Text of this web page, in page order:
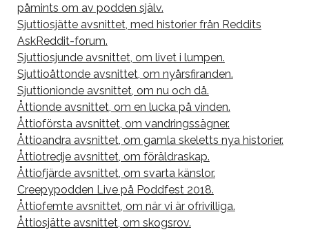
påmints om av podden själv.
Sjuttiosjätte avsnittet, med historier från Reddits
AskReddit-forum.
Sjuttiosjunde avsnittet, om livet i lumpen.
Sjuttioåttonde avsnittet, om nyårsfiranden.
Sjuttionionde avsnittet, om nu och då.
Åttionde avsnittet, om en lucka på vinden.
Åttioförsta avsnittet, om vandringssägner.
Åttioandra avsnittet, om gamla skeletts nya historier.
Åttiotredje avsnittet, om föräldraskap.
Åttiofjärde avsnittet, om svarta känslor.
Creepypodden Live på Poddfest 2018.
Åttiofemte avsnittet, om när vi är ofrivilliga.
Åttiosjätte avsnittet, om skogsrov.